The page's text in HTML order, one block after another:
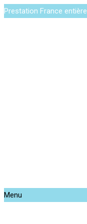
Prestation France entière
Menu